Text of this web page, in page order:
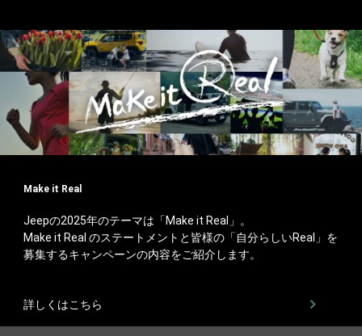
Make it Real
Jeepの2025年のテーマは「Make it Real」。
Make it Real のステートメントと皆様の「自分らしいReal」を
募集するキャンペーンの内容をご紹介します。
詳しくはこちら